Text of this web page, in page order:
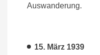
Auswanderung.
15. März 1939